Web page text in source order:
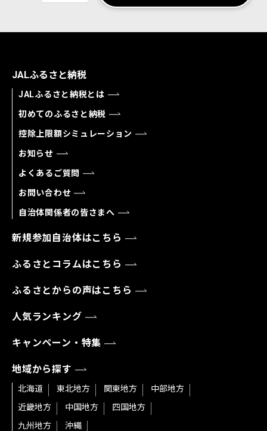
JALふるさと納税
JALふるさと納税とは
初めてのふるさと納税
控除上限額シミュレーション
お知らせ
よくあるご質問
お問い合わせ
自治体関係者の皆さまへ
新規参加自治体はこちら
ふるさとコラムはこちら
ふるさとからの声はこちら
人気ランキング
キャンペーン・特集
地域から探す
北海道 東北地方 関東地方
中部地方
近畿地方
中国地方
四国地方
九州地方
沖縄